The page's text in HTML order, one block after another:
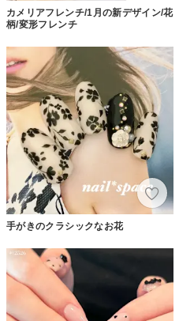
カメリアフレンチ/1月の新デザイン/花
柄/変形フレンチ
手がきのクラシックなお花